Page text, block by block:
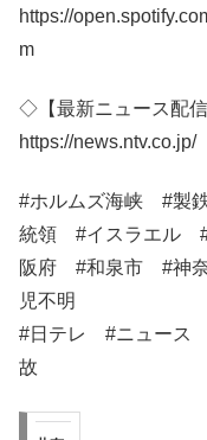
https://
m
◇【最新ニュース配
https://news.ntv.co.jp/
#ホルムズ海峡​​ #製
統領 #イスラエル
阪府​ #和泉市 #神
児不明
#日テレ​​ #ニュー
故